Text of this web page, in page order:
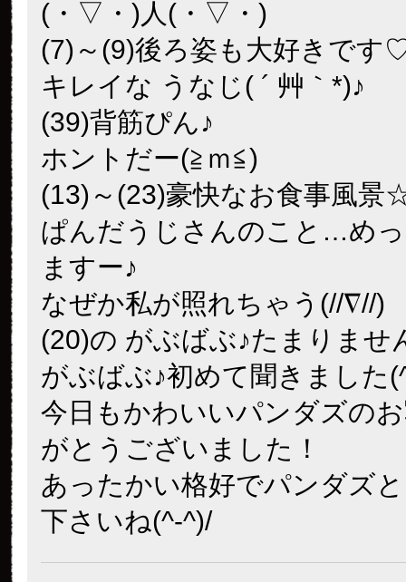
(・▽・)人(・▽・)
(7)～(9)後ろ姿も大好きです
キレイな うなじ( ´ 艸｀*)♪
(39)背筋ぴん♪
ホントだー(≧ｍ≦)
(13)～(23)豪快なお食事風景
ぱんだうじさんのこと…め
ますー♪
なぜか私が照れちゃう(//∇//)
(20)の がぶばぶ♪たまりませ
がぶばぶ♪初めて聞きました
今日もかわいいパンダズの
がとうございました！
あったかい格好でパンダズ
下さいね(^-^)/